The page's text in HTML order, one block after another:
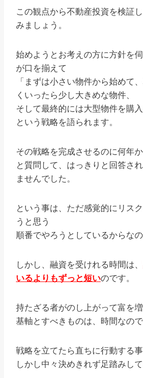
この観点から不動産投資を検証
みましょう。
始めようとお考えの方に方針を
が口を揃えて
「まずは小さい物件から始めて
くいったら少し大きめな物件、
そして最終的には大型物件を購入
という戦略を語られます。
その戦略を完成させるのに何年
と質問して、はっきりと回答さ
ませんでした。
という事は、ただ感覚的にリス
うと思う
順番でやろうとしているからなの
しかし、融資を受けれる時間は、
いるよりもずっと短いのです。
持たざる者がのし上がって富を
基軸とすべきものは、時間なので
戦略を立てたら直ちに行動する事
しかし中々決めきれず足踏みして